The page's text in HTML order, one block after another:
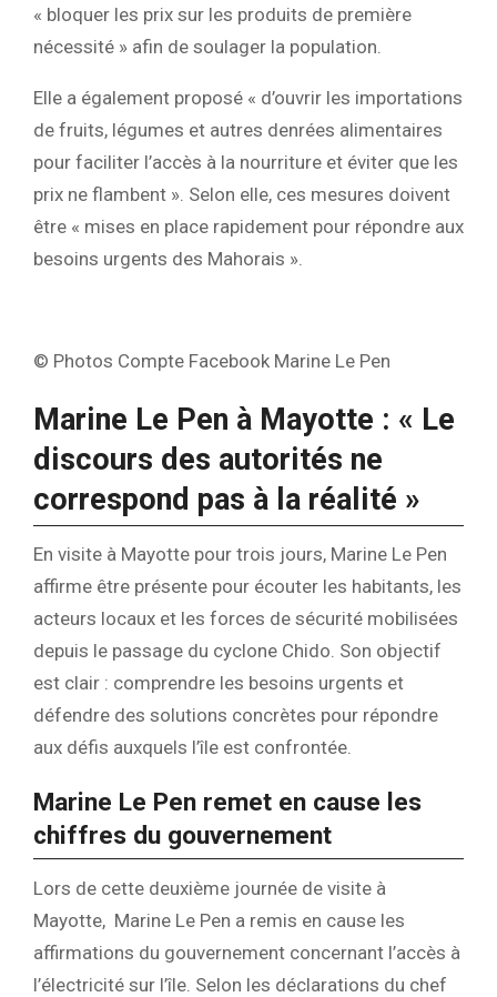
« bloquer les prix sur les produits de première
nécessité » afin de soulager la population.
Elle a également proposé « d’ouvrir les importations
de fruits, légumes et autres denrées alimentaires
pour faciliter l’accès à la nourriture et éviter que les
prix ne flambent ». Selon elle, ces mesures doivent
être « mises en place rapidement pour répondre aux
besoins urgents des Mahorais ».
© Photos Compte Facebook Marine Le Pen
Marine Le Pen à Mayotte : « Le
discours des autorités ne
correspond pas à la réalité »
En visite à Mayotte pour trois jours, Marine Le Pen
affirme être présente pour écouter les habitants, les
acteurs locaux et les forces de sécurité mobilisées
depuis le passage du cyclone Chido. Son objectif
est clair : comprendre les besoins urgents et
défendre des solutions concrètes pour répondre
aux défis auxquels l’île est confrontée.
Marine Le Pen remet en cause les
chiffres du gouvernement
Lors de cette deuxième journée de visite à
Mayotte, Marine Le Pen a remis en cause les
affirmations du gouvernement concernant l’accès à
l’électricité sur l’île. Selon les déclarations du chef